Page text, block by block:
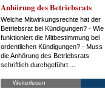
An­hö­rung des Be­triebs­rats
Wel­che Mit­wir­kungs­rech­te hat der
Be­triebs­rat bei Kün­di­gun­gen? - Wie
funk­tio­niert die Mit­be­stim­mung bei
or­dent­li­chen Kün­di­gun­gen? - Muss
die An­hö­rung des Be­triebs­rats
schrift­lich durch­ge­führt ...
Weiterlesen